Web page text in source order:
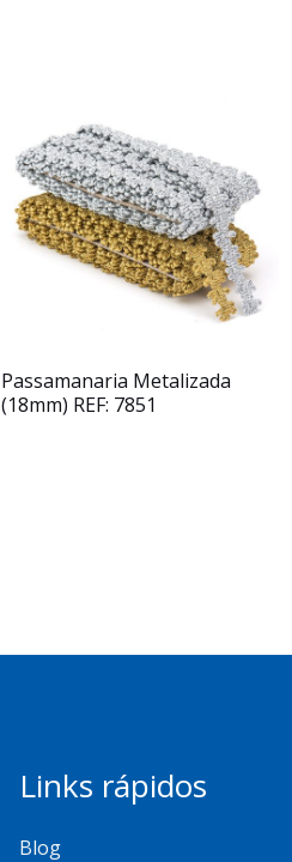
Passamanaria Metalizada
(18mm) REF: 7851
Links rápidos
Blog